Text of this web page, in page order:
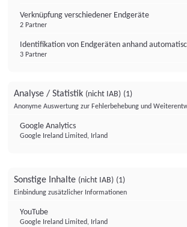
Verknüpfung verschiedener Endgeräte
2 Partner
Identifikation von Endgeräten anhand
3 Partner
Analyse / Statistik (nicht IAB) (1)
Anonyme Auswertung zur Fehlerbehebung und
Google Analytics
Google Ireland Limited, Irland
Sonstige Inhalte (nicht IAB) (1)
Einbindung zusätzlicher Informationen
YouTube
Google Ireland Limited, Irland